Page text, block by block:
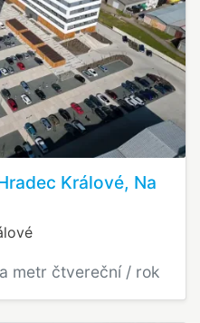
Králové, Na
metr čtvereční / rok